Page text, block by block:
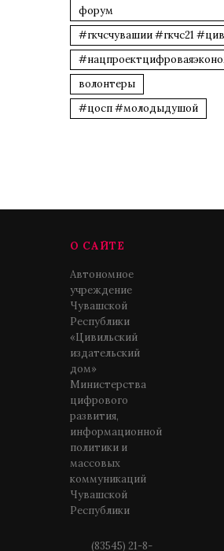
форум
#гкчсчувашии #гкчс21
волонтеры
#цосп #молодыдушой
О САЙТЕ
Автономное
учреждение
Чувашской
Республики
«Цивильский
издательский
дом»
Министерства
цифрового
развития,
информационной
политики и
массовых
коммуникаций
Чувашской
Республики
(83545) 21-8-